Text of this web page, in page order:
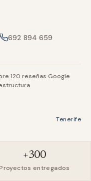
692 894 659
120 reseñas Google
Tenerife
+300
entregados